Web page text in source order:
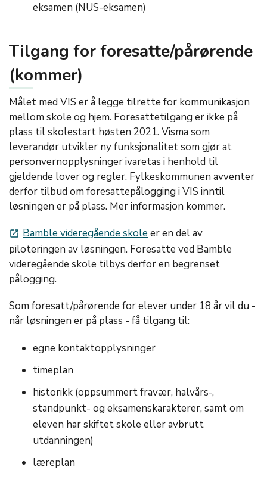
eksamen (NUS-eksamen)
Tilgang for foresatte/pårørende
(kommer)
Målet med VIS er å legge tilrette for kommunikasjon
mellom skole og hjem. Foresattetilgang er ikke på
plass til skolestart høsten 2021. Visma som
leverandør utvikler ny funksjonalitet som gjør at
personvernopplysninger ivaretas i henhold til
gjeldende lover og regler. Fylkeskommunen avventer
derfor tilbud om foresattepålogging i VIS inntil
løsningen er på plass. Mer informasjon kommer.
launch Bamble videregående skole er en del av
piloteringen av løsningen. Foresatte ved Bamble
videregående skole tilbys derfor en begrenset
pålogging.
Som foresatt/pårørende for elever under 18 år vil du -
når løsningen er på plass - få tilgang til:
egne kontaktopplysninger
timeplan
historikk (oppsummert fravær, halvårs-,
standpunkt- og eksamenskarakterer, samt om
eleven har skiftet skole eller avbrutt
utdanningen)
læreplan